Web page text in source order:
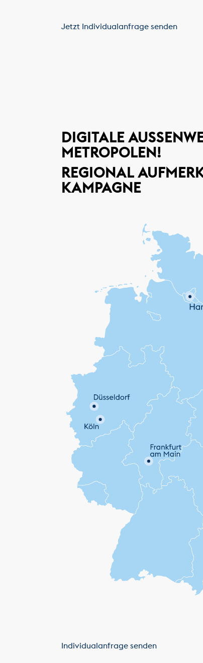
Jetzt Individualanfrage senden
DIGITALE
ETROPOLEN!
REGIONAL
KAMPAGNE
Individualanfrage senden